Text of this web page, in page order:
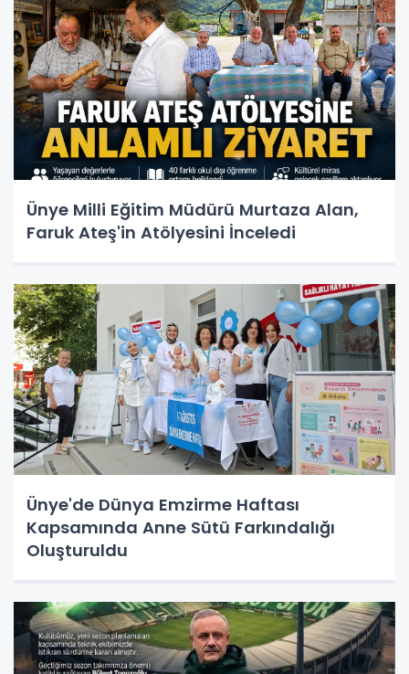
Ünye Milli Eğitim Müdürü Murtaza Alan,
Faruk Ateş'in Atölyesini İnceledi
Ünye'de Dünya Emzirme Haftası
Kapsamında Anne Sütü Farkındalığı
Oluşturuldu